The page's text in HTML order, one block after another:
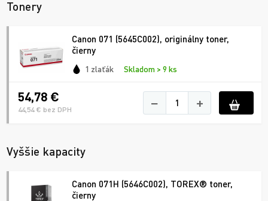
Tonery
Canon 071 (5645C002), originálny toner,
čierny
1 zlaťák Skladom > 9 ks
54,78 €
44,54 € bez DPH − +
Vyššie kapacity
Canon 071H (5646C002), TOREX® toner,
čierny